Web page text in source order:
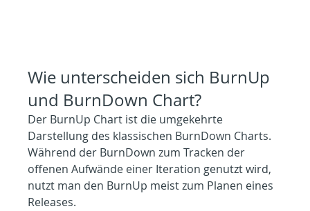
Wie unterscheiden sich BurnUp
und BurnDown Chart?
Der BurnUp Chart ist die umgekehrte
Darstellung des klassischen BurnDown Charts.
Während der BurnDown zum Tracken der
offenen Aufwände einer Iteration genutzt wird,
nutzt man den BurnUp meist zum Planen eines
Releases.